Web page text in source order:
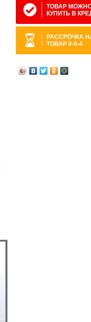
ТОВАР
КУПИТЬ В
РАССРОЧКА
ТОВАР 0-0-4